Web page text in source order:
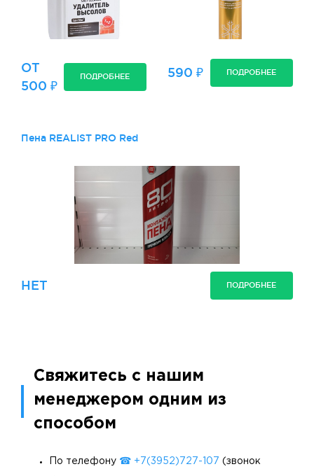
ОТ
500 ₽
ПОДРОБНЕЕ 590 ₽ ПОДРОБНЕЕ
Пена REALIST PRO Red
НЕТ ПОДРОБНЕЕ
Свяжитесь с нашим
менеджером одним из
способом
По телефону ☎ +7(3952)727-107 (звонок